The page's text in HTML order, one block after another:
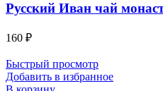
Русский Иван чай
160 ₽
Быстрый просмотр
Добавить в избранное